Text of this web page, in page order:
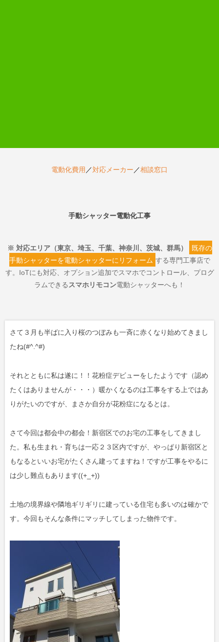
電動化費用 ／対応メーカー ／相談窓口
手動シャッター電動化工事
※ 対応エリア（東京、埼玉、千葉、神奈川、茨城、群馬）
既存の
手動シャッターを電動シャッターにリフォーム する専門工事店で
す。IoTにも対応、オプション追加でスマホでコントロール、プログ
ラムできるスマホリモコン電動シャッターへも！
さて３月も半ばに入り桜のつぼみも一斉に赤くなり始めてきまし
たね(#^.^#)
それとともに私は遂に！！花粉症デビューをしたようです（認め
たくはありませんが・・・）暖かくなるのは工事をする上ではあ
りがたいのですが、まさか自分が花粉症になるとは。
さて今回は都会中の都会！新宿区でのお宅の工事をしてきまし
た。私も生まれ・育ちは一応２３区内ですが、やっぱり新宿区と
もなるといいお宅がたくさん建ってますね！ですが工事をやるに
は少し難点もあります((+_+))
土地の境界線や隣地ギリギリに建っている住宅も多いのは確かで
す。今回もそんな条件にマッチしてしまった物件です。